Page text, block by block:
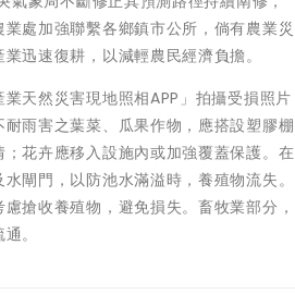
處加強聯繫各鄉鎮市公所，倘有農業災
迅速復耕，以減輕農民經濟負擔。
天然災害現地照相APP」拍攝受損照片
雨害之葉菜、瓜果作物，應搭設塑膠棚
花卉應移入設施內或加強覆蓋保護。在
閘門，以防池水滿溢時，養殖物流失。
搶收養殖物，避免損失。畜牧業部分，
。